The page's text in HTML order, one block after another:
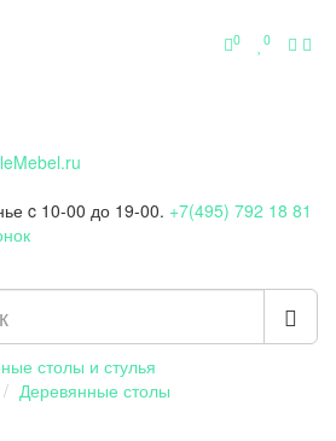
0
0
c 10-00 до 19-00. +7(495) 792 18 81
столы и стулья
Деревянные столы